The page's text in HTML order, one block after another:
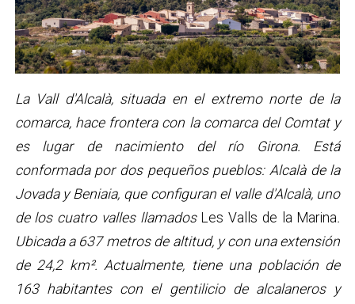
La Vall d'Alcalà, situada en el extremo norte de la
comarca, hace frontera con la comarca del Comtat y
es lugar de nacimiento del río Girona. Está
conformada por dos pequeños pueblos: Alcalà de la
Jovada y Beniaia, que configuran el valle d'Alcalà, uno
de los cuatro valles llamados Les Valls de la Marina.
Ubicada a 637 metros de altitud, y con una extensión
de 24,2 km². Actualmente, tiene una población de
163 habitantes con el gentilicio de alcalaneros y